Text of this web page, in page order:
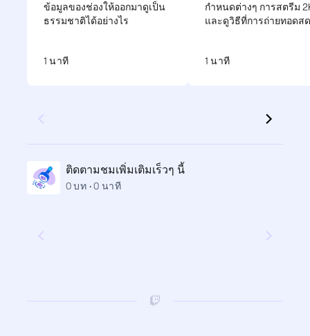
ข้อมูลของช่องให้ออกมาดูเป็น
ธรรมชาติได้อย่างไร
1 นาที
กำหนดต่างๆ การสตรีม
และดูวิธีที่การถ่ายทอดส
1 นาที
ติดตามชมเพิ่มเติมเร็วๆ นี้
0 บท • 0 นาที